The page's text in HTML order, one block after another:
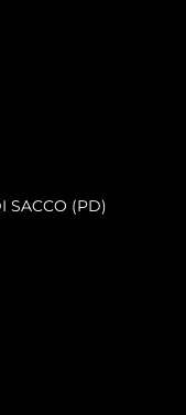
SACCO (PD)